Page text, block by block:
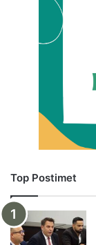
Top Postimet